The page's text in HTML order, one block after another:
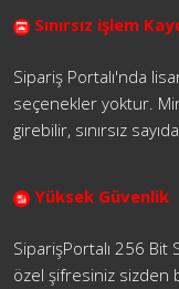
Sınırsız işlem
Sipariş Portalı'nda
seçenekler yoktur.
girebilir, sınırsız
Yüksek Güvenlik
SiparişPortalı 256 Bit
özel şifresiniz sizden